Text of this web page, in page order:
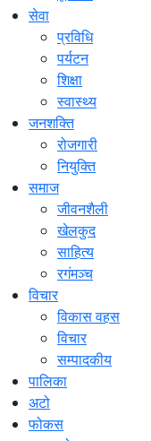
सेवा
प्रविधि
पर्यटन
शिक्षा
स्वास्थ्य
जनशक्ति
रोजगारी
नियुक्ति
समाज
जीवनशैली
खेलकुद
साहित्य
रगंमञ्च
विचार
विकास वहस
विचार
सम्पादकीय
पालिका
अटो
फोकस